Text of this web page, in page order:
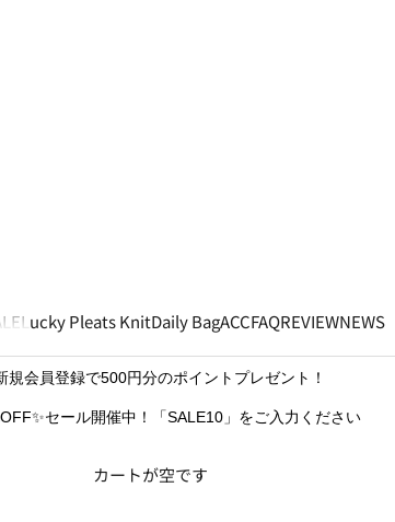
Lucky Pleats KnitDaily BagACCFAQREVIEWNEWS
規会員登録で500円分のポイントプレゼント！
セール開催中！「SALE10」をご入力ください
カートが空です